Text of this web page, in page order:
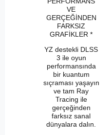
VE
GERÇEĞİNDEN
FARKSIZ
GRAFİKLER *
YZ destekli DLSS
3 ile oyun
performansında
bir kuantum
sıçraması yaşayın
ve tam Ray
Tracing ile
gerçeğinden
farksız sanal
dünyalara dalın.